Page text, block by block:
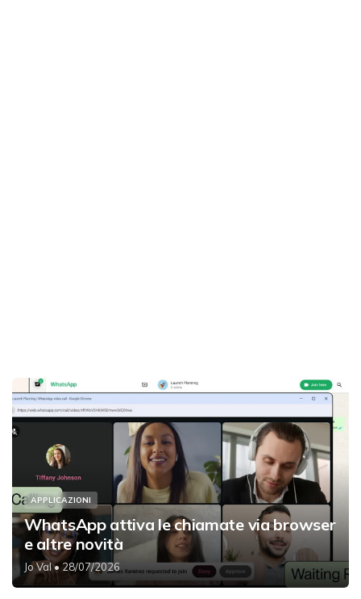
APPLICAZIONI
WhatsApp attiva le chiamate via browser
e altre novità
Jo Val• 28/07/2026